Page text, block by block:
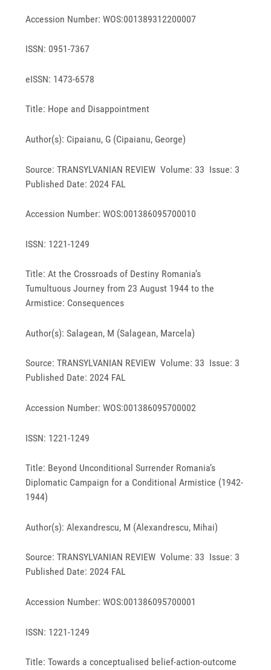
Accession Number: WOS:001389312200007
ISSN: 0951-7367
eISSN: 1473-6578
Title: Hope and Disappointment
Author(s): Cipaianu, G (Cipaianu, George)
Source: TRANSYLVANIAN REVIEW Volume: 33 Issue: 3
Published Date: 2024 FAL
Accession Number: WOS:001386095700010
ISSN: 1221-1249
Title: At the Crossroads of Destiny Romania’s
Tumultuous Journey from 23 August 1944 to the
Armistice: Consequences
Author(s): Salagean, M (Salagean, Marcela)
Source: TRANSYLVANIAN REVIEW Volume: 33 Issue: 3
Published Date: 2024 FAL
Accession Number: WOS:001386095700002
ISSN: 1221-1249
Title: Beyond Unconditional Surrender Romania’s
Diplomatic Campaign for a Conditional Armistice (1942-
1944)
Author(s): Alexandrescu, M (Alexandrescu, Mihai)
Source: TRANSYLVANIAN REVIEW Volume: 33 Issue: 3
Published Date: 2024 FAL
Accession Number: WOS:001386095700001
ISSN: 1221-1249
Title: Towards a conceptualised belief-action-outcome